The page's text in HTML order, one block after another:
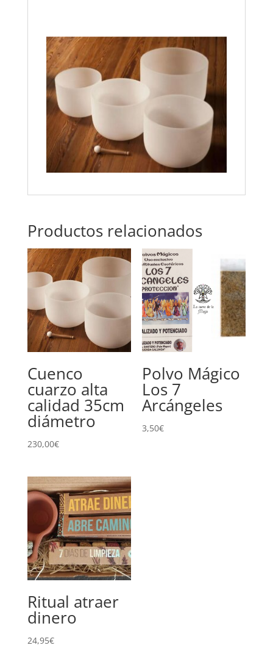
Productos relacionados
Cuenco
cuarzo alta
calidad 35cm
diámetro
230,00€
Polvo Mágico
Los 7
Arcángeles
3,50€
Ritual atraer
dinero
24,95€